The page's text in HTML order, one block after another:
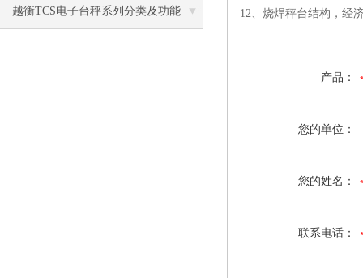
子磅秤）
越衡TCS电子台秤系列分类及功能
12、烧焊秤台结构，经
产品：
您的单位：
您的姓名：
联系电话：